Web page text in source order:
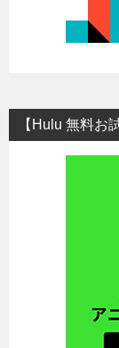
【Hulu 無料お